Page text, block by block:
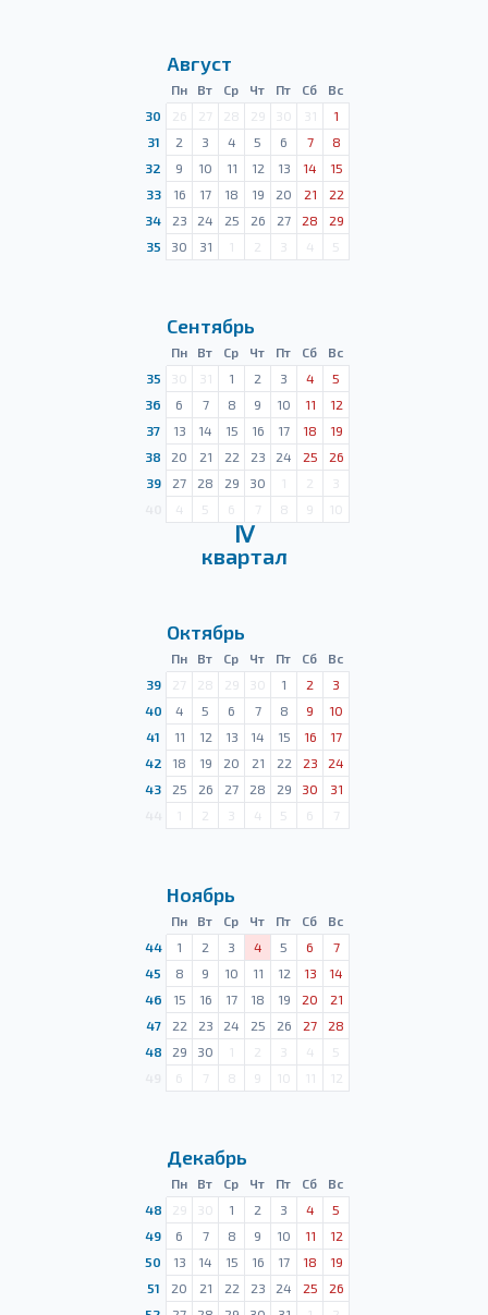
Август
Пн Вт Ср Чт Пт Сб
Вс
30
26 27 28 29 30 31
1
31
2 3 4 5 6 7
8
32
9 10 11 12 13 14
15
33
16 17 18 19 20 21
22
34
23 24 25 26 27 28
29
35
30 31 1 2 3 4 5
Сентябрь
Пн Вт Ср Чт Пт Сб
Вс
35
30 31 1 2 3 4
5
36
6 7 8 9 10 11
12
37
13 14 15 16 17 18
19
38
20 21 22 23 24 25
26
39
27 28 29 30 1 2
3
4 5 6 7 8 9 10
Ⅳ
квартал
Октябрь
Пн Вт Ср Чт Пт Сб
Вс
39
27 28 29 30 1 2
3
40
4 5 6 7 8 9
10
41
11 12 13 14 15 16
17
42
18 19 20 21 22 23
24
43
25 26 27 28 29 30
31
1 2 3 4 5 6 7
Ноябрь
Пн Вт Ср Чт Пт Сб
Вс
44
1 2 3 4 5 6
7
45
8 9 10 11 12 13
14
46
15 16 17 18 19 20
21
47
22 23 24 25 26 27
28
48
29 30 1 2 3 4
5
6 7 8 9 10 11 12
Декабрь
Пн Вт Ср Чт Пт Сб
Вс
48
29 30 1 2 3 4
5
49
6 7 8 9 10 11
12
50
13 14 15 16 17 18
19
51
20 21 22 23 24 25
26